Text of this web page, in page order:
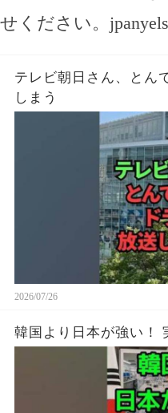
せください。
テレビ朝日さん、とん
しまう
2026/07/26
韓国より日本が強い！